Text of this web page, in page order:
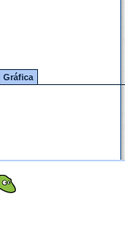
Gráfica